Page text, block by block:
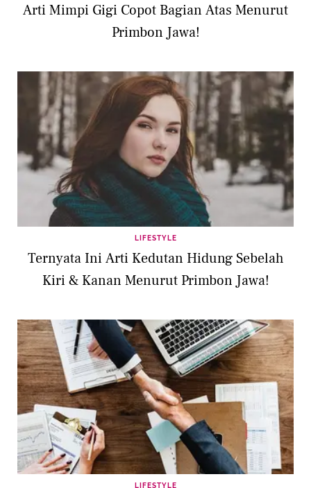
Arti Mimpi Gigi Copot Bagian Atas Menurut
Primbon Jawa!
LIFESTYLE
Ternyata Ini Arti Kedutan Hidung Sebelah
Kiri & Kanan Menurut Primbon Jawa!
LIFESTYLE